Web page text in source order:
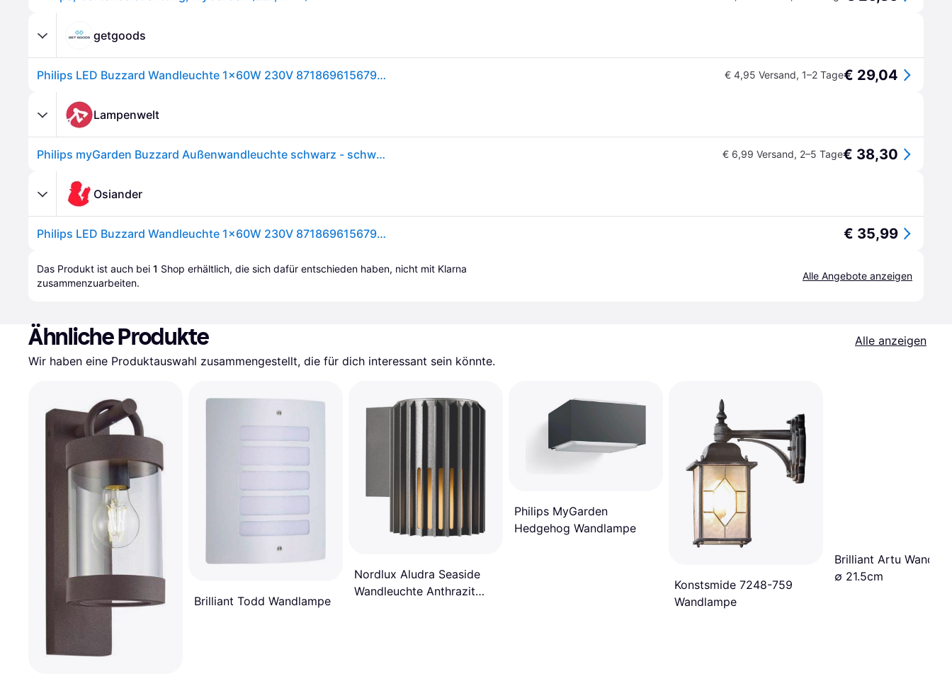
getgoods
Philips LED Buzzard Wandleuchte 1x60W 230V 8718696156797 Glühlampe E27 Schwarz € 4,95 Versand, 1–2 Tage€ 29,04
Lampenwelt
Philips myGarden Buzzard Außenwandleuchte schwarz - schwarz, klar € 6,99 Versand, 2–5 Tage€ 38,30
Osiander
Philips LED Buzzard Wandleuchte 1x60W 230V 8718696156797 Glühlampe E27 Schwarz € 35,99
Das Produkt ist auch bei 1 Shop erhältlich, die sich dafür entschieden haben, nicht mit Klarna
zusammenzuarbeiten.
Alle Angebote anzeigen
Ähnliche Produkte
Alle anzeigen
Wir haben eine Produktauswahl zusammengestellt, die für dich interessant sein könnte.
Brilliant Todd Wandlampe
Nordlux Aludra Seaside
Wandleuchte Anthrazit
Philips MyGarden
Hedgehog Wandlampe
Konstsmide 7248-759
Wandlampe
Brilliant Artu
∅ 21.5cm